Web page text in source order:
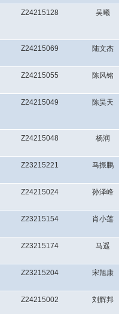
Z24215128 吴曦
Z24215069 陆文杰
Z24215055 陈风铭
Z24215049 陈昊天
Z24215048 杨润
Z23215221 马振鹏
Z24215024 孙泽峰
Z23215154 肖小莲
Z23215174 马遥
Z23215204 宋旭康
Z24215002 刘辉邦